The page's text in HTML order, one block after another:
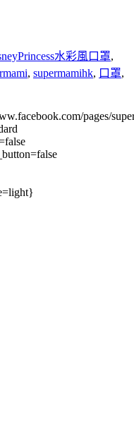
水彩風口罩,
, supermamihk, 口罩,
pages/